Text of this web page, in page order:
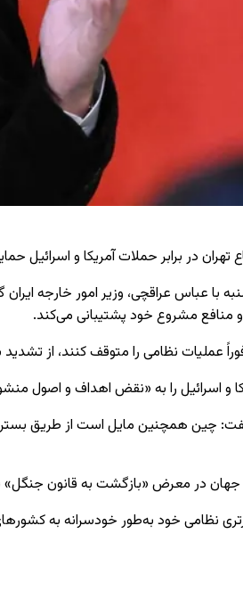
تهران در برابر حملات آمریکا و
با عباس عراقچی، وزیر امور خارجه ایران
منافع مشروع خود پشتیبانی می‌کند.
عملیات نظامی را متوقف کنند، از
و اسرائیل را به «نقض اهداف و اصول
چین همچنین مایل است از طریق بستر
در معرض «بازگشت به قانون جنگل»
نظامی خود به‌طور خودسرانه به